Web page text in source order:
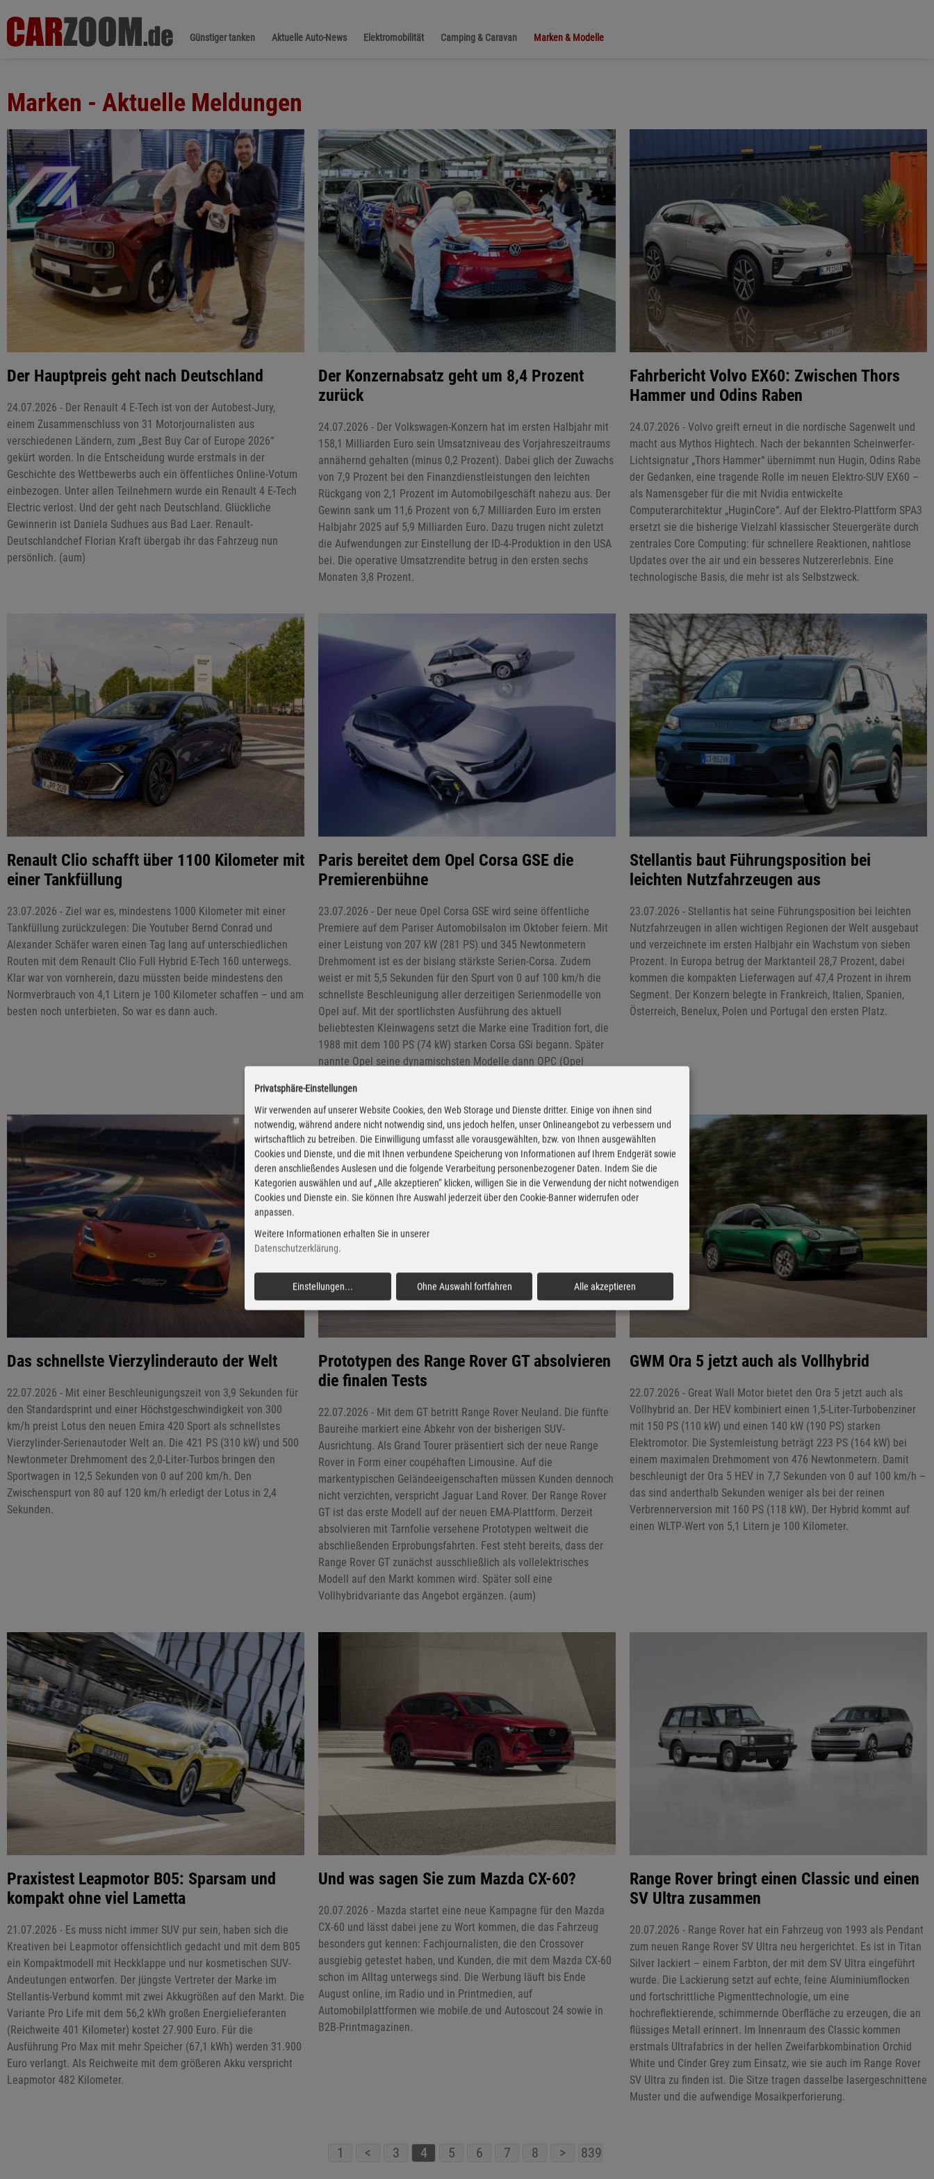
Günstiger tanken Aktuelle Auto-News Elektromobilität Camping & Caravan Marken & Modelle
Marken - Aktuelle Meldungen
Der Hauptpreis geht nach Deutschland
24.07.2026 - Der Renault 4 E-Tech ist von der Autobest-Jury,
einem Zusammenschluss von 31 Motorjournalisten aus
verschiedenen Ländern, zum „Best Buy Car of Europe 2026“
gekürt worden. In die Entscheidung wurde erstmals in der
Geschichte des Wettbewerbs auch ein öffentliches Online-Votum
einbezogen. Unter allen Teilnehmern wurde ein Renault 4 E-Tech
Electric verlost. Und der geht nach Deutschland. Glückliche
Gewinnerin ist Daniela Sudhues aus Bad Laer. Renault-
Deutschlandchef Florian Kraft übergab ihr das Fahrzeug nun
persönlich. (aum)
Der Konzernabsatz geht um 8,4 Prozent
zurück
24.07.2026 - Der Volkswagen-Konzern hat im ersten Halbjahr mit
158,1 Milliarden Euro sein Umsatzniveau des Vorjahreszeitraums
annähernd gehalten (minus 0,2 Prozent). Dabei glich der Zuwachs
von 7,9 Prozent bei den Finanzdienstleistungen den leichten
Rückgang von 2,1 Prozent im Automobilgeschäft nahezu aus. Der
Gewinn sank um 11,6 Prozent von 6,7 Milliarden Euro im ersten
Halbjahr 2025 auf 5,9 Milliarden Euro. Dazu trugen nicht zuletzt
die Aufwendungen zur Einstellung der ID-4-Produktion in den USA
bei. Die operative Umsatzrendite betrug in den ersten sechs
Monaten 3,8 Prozent.
Fahrbericht Volvo EX60: Zwischen Thors
Hammer und Odins Raben
24.07.2026 - Volvo greift erneut in die nordische Sagenwelt und
macht aus Mythos Hightech. Nach der bekannten Scheinwerfer-
Lichtsignatur „Thors Hammer“ übernimmt nun Hugin, Odins Rabe
der Gedanken, eine tragende Rolle im neuen Elektro-SUV EX60 –
als Namensgeber für die mit Nvidia entwickelte
Computerarchitektur „HuginCore“. Auf der Elektro-Plattform SPA3
ersetzt sie die bisherige Vielzahl klassischer Steuergeräte durch
zentrales Core Computing: für schnellere Reaktionen, nahtlose
Updates over the air und ein besseres Nutzererlebnis. Eine
technologische Basis, die mehr ist als Selbstzweck.
Renault Clio schafft über 1100 Kilometer mit
einer Tankfüllung
23.07.2026 - Ziel war es, mindestens 1000 Kilometer mit einer
Tankfüllung zurückzulegen: Die Youtuber Bernd Conrad und
Alexander Schäfer waren einen Tag lang auf unterschiedlichen
Routen mit dem Renault Clio Full Hybrid E-Tech 160 unterwegs.
Klar war von vornherein, dazu müssten beide mindestens den
Normverbrauch von 4,1 Litern je 100 Kilometer schaffen – und am
besten noch unterbieten. So war es dann auch.
Paris bereitet dem Opel Corsa GSE die
Premierenbühne
23.07.2026 - Der neue Opel Corsa GSE wird seine öffentliche
Premiere auf dem Pariser Automobilsalon im Oktober feiern. Mit
einer Leistung von 207 kW (281 PS) und 345 Newtonmetern
Drehmoment ist es der bislang stärkste Serien-Corsa. Zudem
weist er mit 5,5 Sekunden für den Spurt von 0 auf 100 km/h die
schnellste Beschleunigung aller derzeitigen Serienmodelle von
Opel auf. Mit der sportlichsten Ausführung des aktuell
beliebtesten Kleinwagens setzt die Marke eine Tradition fort, die
1988 mit dem 100 PS (74 kW) starken Corsa GSi begann. Später
nannte Opel seine dynamischsten Modelle dann OPC (Opel
Stellantis baut Führungsposition bei
leichten Nutzfahrzeugen aus
23.07.2026 - Stellantis hat seine Führungsposition bei leichten
Nutzfahrzeugen in allen wichtigen Regionen der Welt ausgebaut
und verzeichnete im ersten Halbjahr ein Wachstum von sieben
Prozent. In Europa betrug der Marktanteil 28,7 Prozent, dabei
kommen die kompakten Lieferwagen auf 47,4 Prozent in ihrem
Segment. Der Konzern belegte in Frankreich, Italien, Spanien,
Österreich, Benelux, Polen und Portugal den ersten Platz.
Das schnellste Vierzylinderauto der Welt
22.07.2026 - Mit einer Beschleunigungszeit von 3,9 Sekunden für
den Standardsprint und einer Höchstgeschwindigkeit von 300
km/h preist Lotus den neuen Emira 420 Sport als schnellstes
Vierzylinder-Serienautoder Welt an. Die 421 PS (310 kW) und 500
Newtonmeter Drehmoment des 2,0-Liter-Turbos bringen den
Sportwagen in 12,5 Sekunden von 0 auf 200 km/h. Den
Zwischenspurt von 80 auf 120 km/h erledigt der Lotus in 2,4
Sekunden.
Prototypen des Range Rover GT absolvieren
die finalen Tests
22.07.2026 - Mit dem GT betritt Range Rover Neuland. Die fünfte
Baureihe markiert eine Abkehr von der bisherigen SUV-
Ausrichtung. Als Grand Tourer präsentiert sich der neue Range
Rover in Form einer coupéhaften Limousine. Auf die
markentypischen Geländeeigenschaften müssen Kunden dennoch
nicht verzichten, verspricht Jaguar Land Rover. Der Range Rover
GT ist das erste Modell auf der neuen EMA-Plattform. Derzeit
absolvieren mit Tarnfolie versehene Prototypen weltweit die
abschließenden Erprobungsfahrten. Fest steht bereits, dass der
Range Rover GT zunächst ausschließlich als vollelektrisches
Modell auf den Markt kommen wird. Später soll eine
Vollhybridvariante das Angebot ergänzen. (aum)
GWM Ora 5 jetzt auch als Vollhybrid
22.07.2026 - Great Wall Motor bietet den Ora 5 jetzt auch als
Vollhybrid an. Der HEV kombiniert einen 1,5-Liter-Turbobenziner
mit 150 PS (110 kW) und einen 140 kW (190 PS) starken
Elektromotor. Die Systemleistung beträgt 223 PS (164 kW) bei
einem maximalen Drehmoment von 476 Newtonmetern. Damit
beschleunigt der Ora 5 HEV in 7,7 Sekunden von 0 auf 100 km/h –
das sind anderthalb Sekunden weniger als bei der reinen
Verbrennerversion mit 160 PS (118 kW). Der Hybrid kommt auf
einen WLTP-Wert von 5,1 Litern je 100 Kilometer.
Praxistest Leapmotor B05: Sparsam und
kompakt ohne viel Lametta
21.07.2026 - Es muss nicht immer SUV pur sein, haben sich die
Kreativen bei Leapmotor offensichtlich gedacht und mit dem B05
ein Kompaktmodell mit Heckklappe und nur kosmetischen SUV-
Andeutungen entworfen. Der jüngste Vertreter der Marke im
Stellantis-Verbund kommt mit zwei Akkugrößen auf den Markt. Die
Variante Pro Life mit dem 56,2 kWh großen Energielieferanten
(Reichweite 401 Kilometer) kostet 27.900 Euro. Für die
Ausführung Pro Max mit mehr Speicher (67,1 kWh) werden 31.900
Euro verlangt. Als Reichweite mit dem größeren Akku verspricht
Leapmotor 482 Kilometer.
Und was sagen Sie zum Mazda CX-60?
20.07.2026 - Mazda startet eine neue Kampagne für den Mazda
CX-60 und lässt dabei jene zu Wort kommen, die das Fahrzeug
besonders gut kennen: Fachjournalisten, die den Crossover
ausgiebig getestet haben, und Kunden, die mit dem Mazda CX-60
schon im Alltag unterwegs sind. Die Werbung läuft bis Ende
August online, im Radio und in Printmedien, auf
Automobilplattformen wie mobile.de und Autoscout 24 sowie in
B2B-Printmagazinen.
Range Rover bringt einen Classic und einen
SV Ultra zusammen
20.07.2026 - Range Rover hat ein Fahrzeug von 1993 als Pendant
zum neuen Range Rover SV Ultra neu hergerichtet. Es ist in Titan
Silver lackiert – einem Farbton, der mit dem SV Ultra eingeführt
wurde. Die Lackierung setzt auf echte, feine Aluminiumflocken
und fortschrittliche Pigmenttechnologie, um eine
hochreflektierende, schimmernde Oberfläche zu erzeugen, die an
flüssiges Metall erinnert. Im Innenraum des Classic kommen
erstmals Ultrafabrics in der hellen Zweifarbkombination Orchid
White und Cinder Grey zum Einsatz, wie sie auch im Range Rover
SV Ultra zu finden ist. Die Sitze tragen dasselbe lasergeschnittene
Muster und die aufwendige Mosaikperforierung.
1 < 3 4 5 6 7 8 > 839
Privatsphäre-Einstellungen
Wir verwenden auf unserer Website Cookies, den Web Storage und Dienste dritter. Einige von ihnen sind
notwendig, während andere nicht notwendig sind, uns jedoch helfen, unser Onlineangebot zu verbessern und
wirtschaftlich zu betreiben. Die Einwilligung umfasst alle vorausgewählten, bzw. von Ihnen ausgewählten
Cookies und Dienste, und die mit Ihnen verbundene Speicherung von Informationen auf Ihrem Endgerät sowie
deren anschließendes Auslesen und die folgende Verarbeitung personenbezogener Daten. Indem Sie die
Kategorien auswählen und auf „Alle akzeptieren“ klicken, willigen Sie in die Verwendung der nicht notwendigen
Cookies und Dienste ein. Sie können Ihre Auswahl jederzeit über den Cookie-Banner widerrufen oder
anpassen.
Weitere Informationen erhalten Sie in unserer
Datenschutzerklärung.
Einstellungen... Ohne Auswahl fortfahren Alle akzeptieren